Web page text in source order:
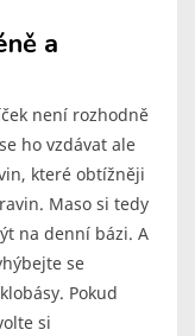
a
není rozhodně
ho vzdávat ale
které obtížněji
Maso si tedy
na denní bázi. A
se
Pokud
si